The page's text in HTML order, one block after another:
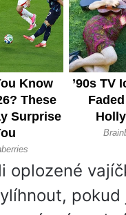
oplozené
pokud